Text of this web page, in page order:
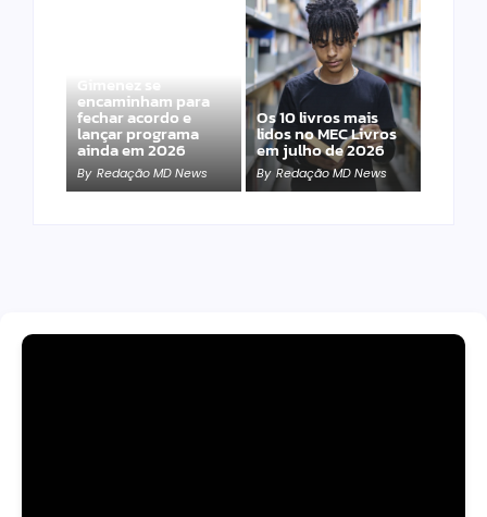
Gimenez se
encaminham para
fechar acordo e
lançar programa
ainda em 2026
By Redação MD News
Os 10 livros mais
lidos no MEC Livros
em julho de 2026
By Redação MD News